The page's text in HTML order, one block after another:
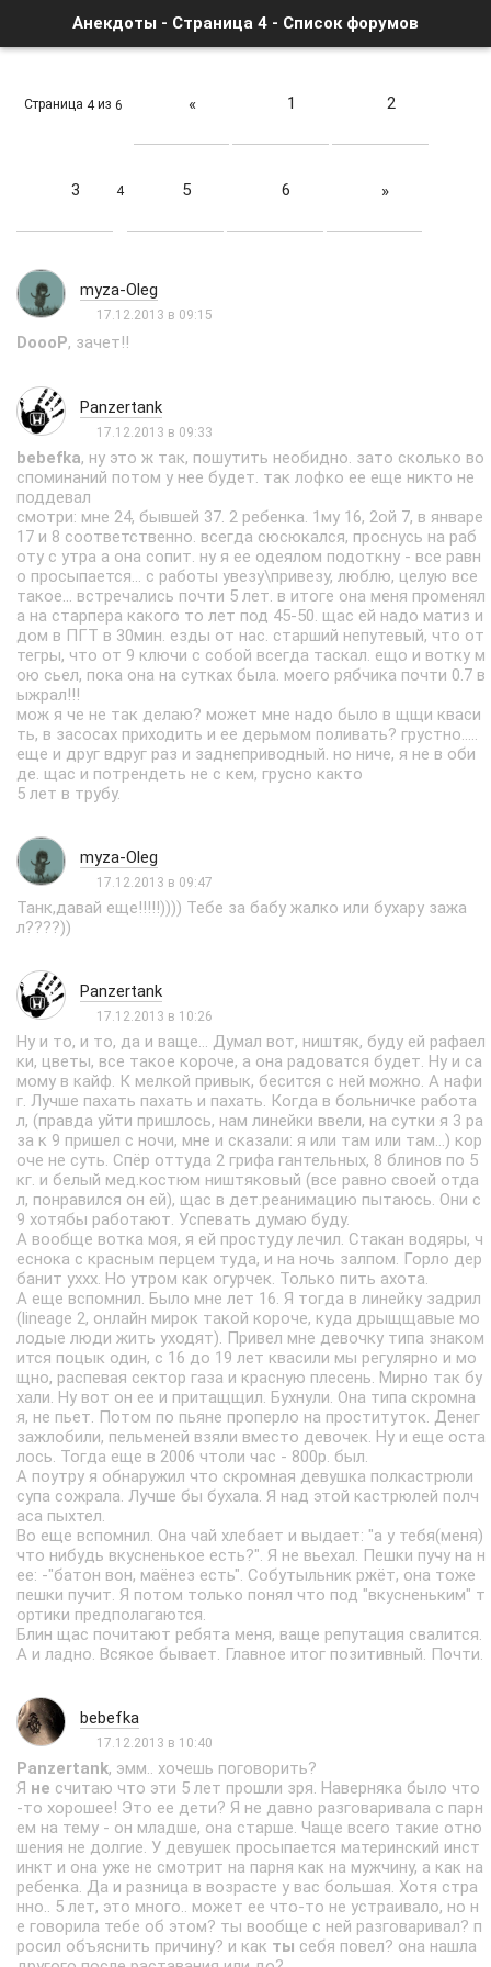
Анекдоты - Страница 4 - Список форумов
Страница 4из 6 « 1 2
3 4 5 6 »
myza-Oleg
17.12.2013 в 09:15
DoooP, зачет!!
Panzertank
17.12.2013 в 09:33
bebefka, ну это ж так, пошутить необидно. зато сколько во
споминаний потом у нее будет. так лофко ее еще никто не
поддевал
смотри: мне 24, бывшей 37. 2 ребенка. 1му 16, 2ой 7, в январе
17 и 8 соответственно. всегда сюсюкался, проснусь на раб
оту с утра а она сопит. ну я ее одеялом подоткну - все равн
о просыпается... с работы увезу\привезу, люблю, целую все
такое... встречались почти 5 лет. в итоге она меня променял
а на старпера какого то лет под 45-50. щас ей надо матиз и
дом в ПГТ в 30мин. езды от нас. старший непутевый, что от
тегры, что от 9 ключи с собой всегда таскал. ещо и вотку м
ою сьел, пока она на сутках была. моего рябчика почти 0.7 в
ыжрал!!!
мож я че не так делаю? может мне надо было в щщи кваси
ть, в засосах приходить и ее дерьмом поливать? грустно.....
еще и друг вдруг раз и заднеприводный. но ниче, я не в оби
де. щас и потрендеть не с кем, грусно както
5 лет в трубу.
myza-Oleg
17.12.2013 в 09:47
Танк,давай еще!!!!!)))) Тебе за бабу жалко или бухару зажа
л????))
Panzertank
17.12.2013 в 10:26
Ну и то, и то, да и ваще... Думал вот, ништяк, буду ей рафаел
ки, цветы, все такое короче, а она радоватся будет. Ну и са
мому в кайф. К мелкой привык, бесится с ней можно. А нафи
г. Лучше пахать пахать и пахать. Когда в больничке работа
л, (правда уйти пришлось, нам линейки ввели, на сутки я 3 ра
за к 9 пришел с ночи, мне и сказали: я или там или там...) кор
оче не суть. Спёр оттуда 2 грифа гантельных, 8 блинов по 5
кг. и белый мед.костюм ништяковый (все равно своей отда
л, понравился он ей), щас в дет.реанимацию пытаюсь. Они с
9 хотябы работают. Успевать думаю буду.
А вообще вотка моя, я ей простуду лечил. Стакан водяры, ч
еснока с красным перцем туда, и на ночь залпом. Горло дер
банит уххх. Но утром как огурчек. Только пить ахота.
А еще вспомнил. Было мне лет 16. Я тогда в линейку задрил
(lineage 2, онлайн мирок такой короче, куда дрыщщавые мо
лодые люди жить уходят). Привел мне девочку типа знаком
ится поцык один, с 16 до 19 лет квасили мы регулярно и мо
щно, распевая сектор газа и красную плесень. Мирно так бу
хали. Ну вот он ее и притащщил. Бухнули. Она типа скромна
я, не пьет. Потом по пьяне проперло на проституток. Денег
зажлобили, пельменей взяли вместо девочек. Ну и еще оста
лось. Тогда еще в 2006 чтоли час - 800р. был.
А поутру я обнаружил что скромная девушка полкастрюли
супа сожрала. Лучше бы бухала. Я над этой кастрюлей полч
аса пыхтел.
Во еще вспомнил. Она чай хлебает и выдает: "а у тебя(меня)
что нибудь вкусненькое есть?". Я не вьехал. Пешки пучу на н
ее: -"батон вон, маёнез есть". Собутыльник ржёт, она тоже
пешки пучит. Я потом только понял что под "вкусненьким" т
ортики предполагаются.
Блин щас почитают ребята меня, ваще репутация свалится.
А и ладно. Всякое бывает. Главное итог позитивный. Почти.
bebefka
17.12.2013 в 10:40
Panzertank, эмм.. хочешь поговорить?
Я не считаю что эти 5 лет прошли зря. Наверняка было что
-то хорошее! Это ее дети? Я не давно разговаривала с парн
ем на тему - он младше, она старше. Чаще всего такие отно
шения не долгие. У девушек просыпается материнский инст
инкт и она уже не смотрит на парня как на мужчину, а как на
ребенка. Да и разница в возрасте у вас большая. Хотя стра
нно.. 5 лет, это много.. может ее что-то не устраивало, но н
е говорила тебе об этом? ты вообще с ней разговаривал? п
росил объяснить причину? и как ты себя повел? она нашла